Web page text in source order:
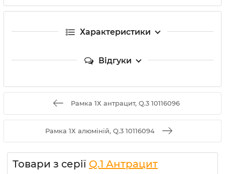
Характеристики
Відгуки
Рамка 1Х антрацит, Q.3 10116096
Рамка 1Х алюміній, Q.3 10116094
Товари з серії Q.1 Антрацит